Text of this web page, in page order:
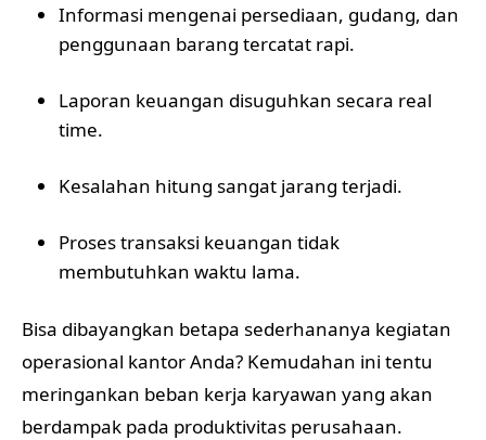
Informasi mengenai persediaan, gudang, dan
penggunaan barang tercatat rapi.
Laporan keuangan disuguhkan secara real
time.
Kesalahan hitung sangat jarang terjadi.
Proses transaksi keuangan tidak
membutuhkan waktu lama.
Bisa dibayangkan betapa sederhananya kegiatan
operasional kantor Anda? Kemudahan ini tentu
meringankan beban kerja karyawan yang akan
berdampak pada produktivitas perusahaan.